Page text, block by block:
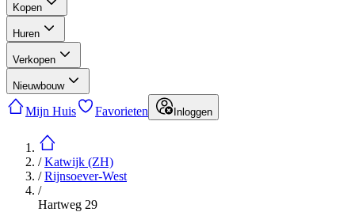
Kopen
Huren
Verkopen
Nieuwbouw
Mijn Huis Favorieten Inloggen
/Katwijk (ZH)
/Rijnsoever-West
/
Hartweg 29